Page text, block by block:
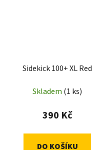
Sidekick 100+ XL Red
Skladem (1 ks)
390 Kč
DO KOŠÍKU